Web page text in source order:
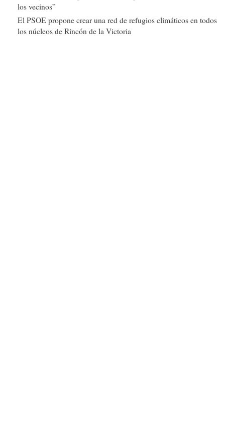
los vecinos”
El PSOE propone crear una red de refugios climáticos en todos
los núcleos de Rincón de la Victoria